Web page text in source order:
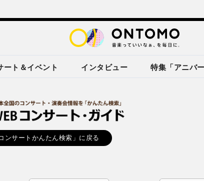
ート＆イベント インタビュー 特集「アニバ
ンサートかんたん検索」に戻る